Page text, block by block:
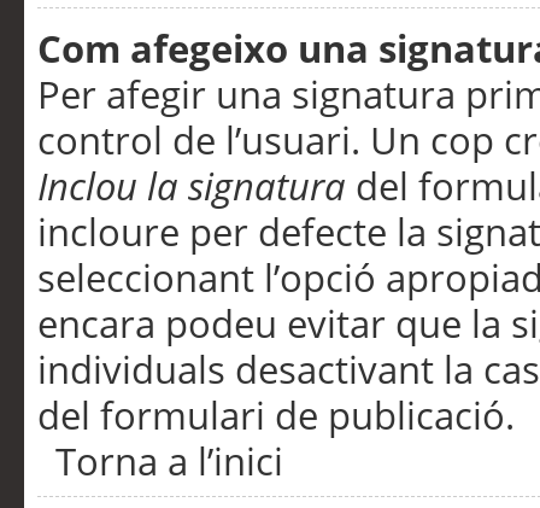
Com afegeixo una
Per afegir una signatura
control de l’usuari. Un cop
Inclou la signatura del
incloure per defecte la
seleccionant l’opció
encara podeu evitar que la
individuals desactivant la
del formulari de publicació.
Torna a l’inici